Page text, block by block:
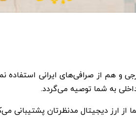
و هم از صرافی‌های ایرانی استفاده
به شما توصیه می‌گردد.
ارز دیجیتال مدنظرتان پشتیبانی